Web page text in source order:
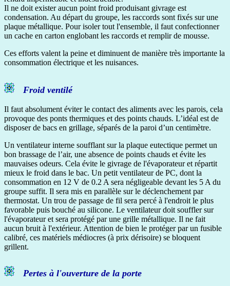
Il ne doit exister aucun point froid produisant givrage est
condensation. Au départ du groupe, les raccords sont fixés sur une
plaque métallique. Pour isoler tout l'ensemble, il faut confectionner
un cache en carton englobant les raccords et remplir de mousse.
Ces efforts valent la peine et diminuent de manière très importante la
consommation électrique et les nuisances.
Froid ventilé
Il faut absolument éviter le contact des aliments avec les parois, cela
provoque des ponts thermiques et des points chauds. L’idéal est de
disposer de bacs en grillage, séparés de la paroi d’un centimètre.
Un ventilateur interne soufflant sur la plaque eutectique permet un
bon brassage de l’air, une absence de points chauds et évite les
mauvaises odeurs. Cela évite le givrage de l'évaporateur et répartit
mieux le froid dans le bac. Un petit ventilateur de PC, dont la
consommation en 12 V de 0.2 A sera négligeable devant les 5 A du
groupe suffit. Il sera mis en parallèle sur le déclenchement par
thermostat. Un trou de passage de fil sera percé à l'endroit le plus
favorable puis bouché au silicone. Le ventilateur doit souffler sur
l'évaporateur et sera protégé par une grille métallique. Il ne fait
aucun bruit à l'extérieur. Attention de bien le protéger par un fusible
calibré, ces matériels médiocres (à prix dérisoire) se bloquent
grillent.
Pertes à l'ouverture de la porte